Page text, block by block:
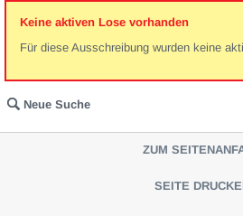
Keine aktiven Lose vorhanden
Für diese Ausschreibung wurden keine
Neue Suche
ZUM
SEITE